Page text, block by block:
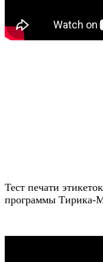
Тест печати
программы Тирика-